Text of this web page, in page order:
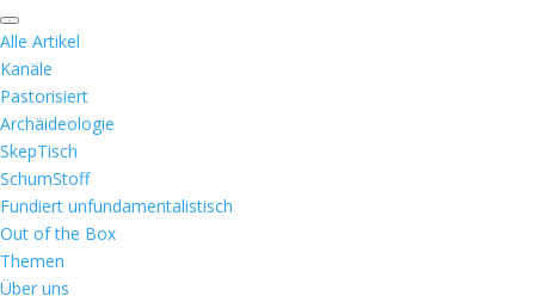
Alle Artikel
Kanäle
Pastorisiert
Archäideologie
SkepTisch
SchumStoff
Fundiert unfundamentalistisch
Out of the Box
Themen
Über uns